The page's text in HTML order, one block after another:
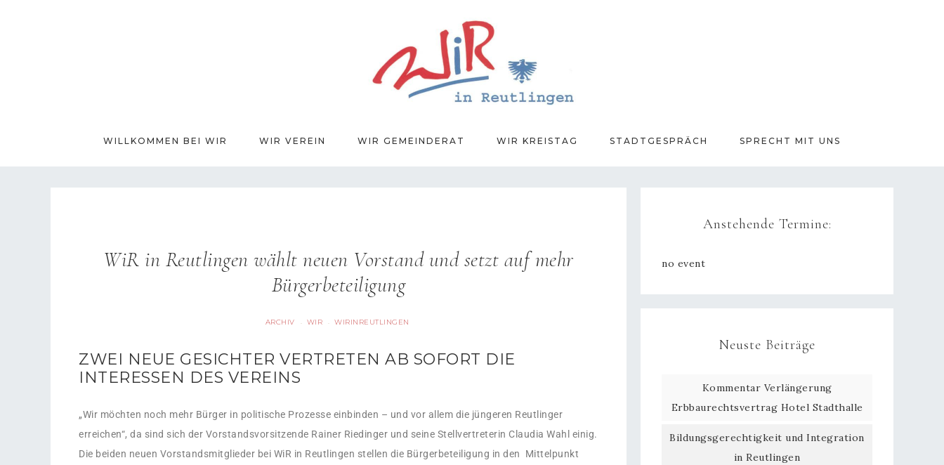
WILLKOMMEN BEI WIR WIR VEREIN WIR GEMEINDERAT WIR KREISTAG STADTGESPRÄCH SPRECHT MIT UNS
WiR in Reutlingen wählt neuen Vorstand und setzt auf mehr
Bürgerbeteiligung
ARCHIV · WIR · WIRINREUTLINGEN
ZWEI NEUE GESICHTER VERTRETEN AB SOFORT DIE
INTERESSEN DES VEREINS
„Wir möchten noch mehr Bürger in politische Prozesse einbinden – und vor allem die jüngeren Reutlinger
erreichen“, da sind sich der Vorstandsvorsitzende Rainer Riedinger und seine Stellvertreterin Claudia Wahl einig.
Die beiden neuen Vorstandsmitglieder bei WiR in Reutlingen stellen die Bürgerbeteiligung in den Mittelpunkt
Anstehende Termine:
no event
Neuste Beiträge
Kommentar Verlängerung
Erbbaurechtsvertrag Hotel Stadthalle
Bildungsgerechtigkeit und Integration
in Reutlingen